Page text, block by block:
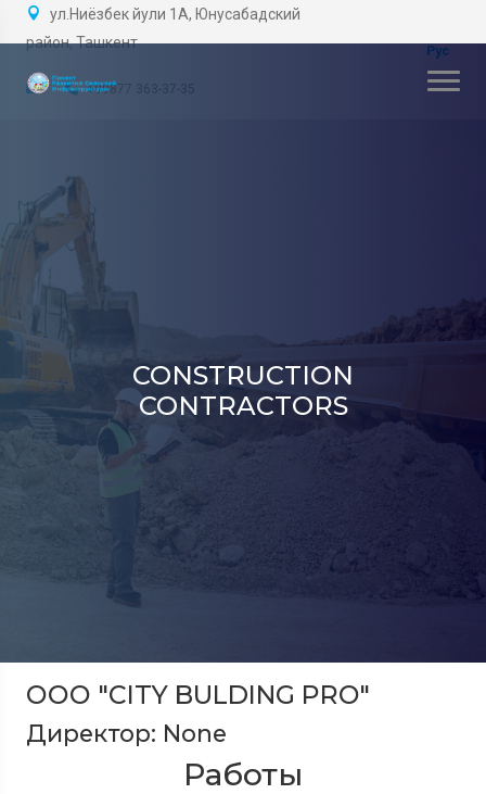
ул.Ниёзбек йули 1А, Юнусабадский
район, Ташкент
+99877 363-37-35
CONSTRUCTION
CONTRACTORS
ООО "CITY BULDING PRO"
Директор: None
Работы